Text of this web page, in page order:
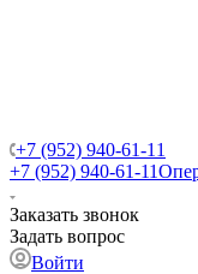
+7 (952) 940-61-11
+7 (952) 940-61-11
Заказать звонок
Задать вопрос
Войти